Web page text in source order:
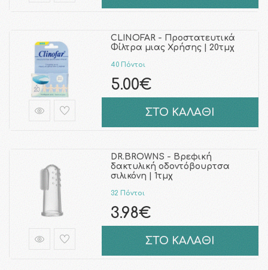
CLINOFAR - Προστατευτικά
Φίλτρα μιας Χρήσης | 20τμχ
40 Πόντοι
5.00€
ΣΤΟ ΚΑΛΑΘΙ
DR.BROWNS - Βρεφική
δακτυλική οδοντόβουρτσα
σιλικόνη | 1τμχ
32 Πόντοι
3.98€
ΣΤΟ ΚΑΛΑΘΙ